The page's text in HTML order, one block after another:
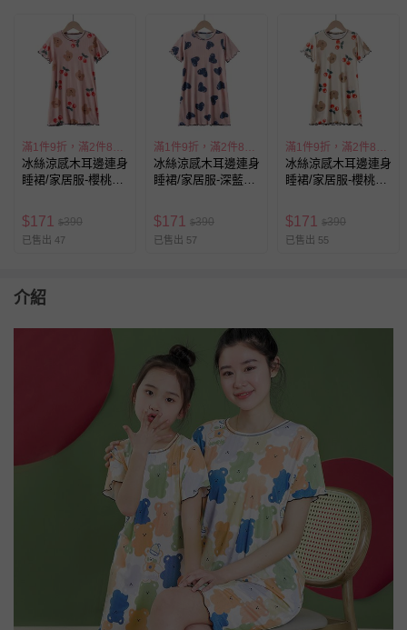
滿1件9折，滿2件85折
冰絲涼感木耳邊連身
睡裙/家居服-櫻桃熊
$171 $390
已售出 47
滿1件9折，滿2件85折
冰絲涼感木耳邊連身
睡裙/家居服-深藍愛
$171 $390
已售出 57
滿1件9折，滿2件85折
冰絲涼感木耳邊連身
睡裙/家居服-櫻桃熊
$171 $390
已售出 55
介紹